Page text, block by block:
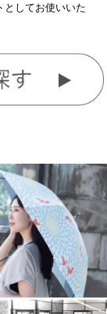
としてお使いいた